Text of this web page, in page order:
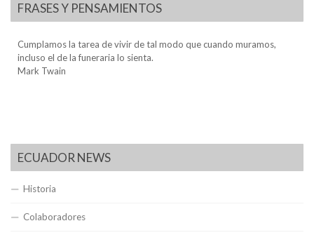
FRASES Y PENSAMIENTOS
Cumplamos la tarea de vivir de tal modo que cuando muramos,
incluso el de la funeraria lo sienta.
Mark Twain
ECUADOR NEWS
Historia
Colaboradores